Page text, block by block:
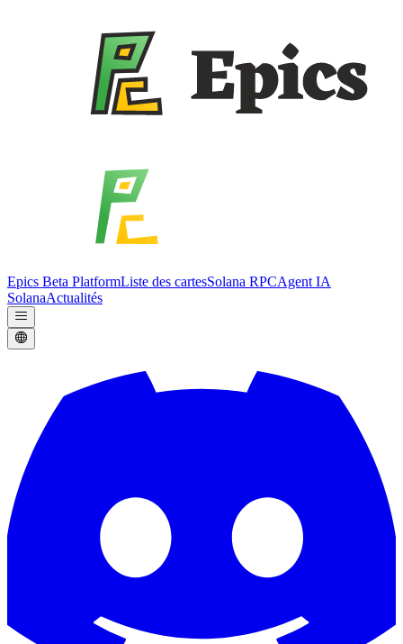
Epics Beta PlatformListe des cartesSolana RPCAgent IA
SolanaActualités